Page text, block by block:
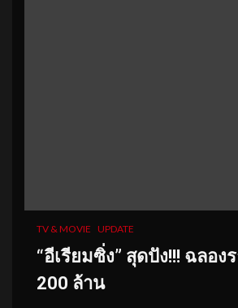
TV & MOVIE UPDATE
“อีเรียมซิ่ง” สุดปัง!!! ฉลอง
200 ล้าน